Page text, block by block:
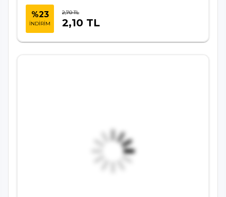
%23
İNDİRİM
2,70 TL
2,10 TL